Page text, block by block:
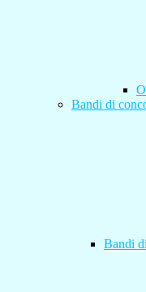
Bandi di
Bandi